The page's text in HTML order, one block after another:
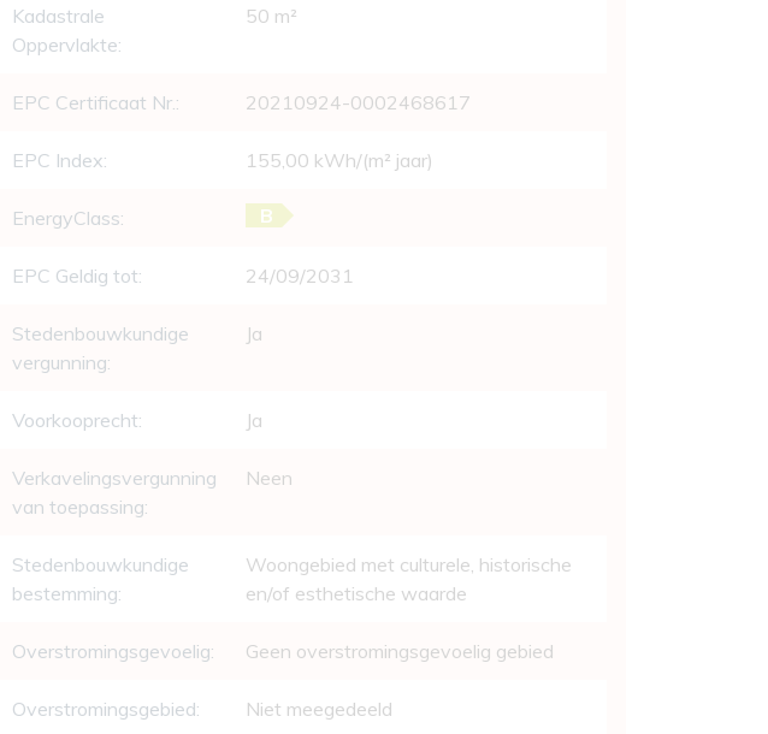
Kadastrale
Oppervlakte:
50 m²
EPC Certificaat Nr.: 20210924-0002468617
EPC Index: 155,00 kWh/(m² jaar)
EnergyClass: B
EPC Geldig tot: 24/09/2031
Stedenbouwkundige
vergunning:
Ja
Voorkooprecht: Ja
Verkavelingsvergunning
van toepassing:
Neen
Stedenbouwkundige
bestemming:
Woongebied met culturele, historische
en/of esthetische waarde
Overstromingsgevoelig: Geen overstromingsgevoelig gebied
Overstromingsgebied: Niet meegedeeld